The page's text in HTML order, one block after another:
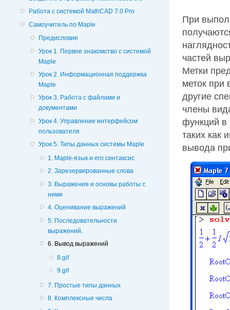
Работа с системой MathCAD 7.0 Pro
Самоучитель по Maple
Предисловие
Урок 1. Первое знакомство с системой
Maple
Урок 2. Информационная поддержка
Maple
Урок 3. Работа с файлами и
документами
Урок 4. Управление интерфейсом
пользователя
Урок 5. Типы данных системы Maple
1. Maple-язык и его синтаксис
2. Зарезервированные слова
3. Выражения и основы работы с
ними
4. Оценивание выражений
5. Последовательности
выражений.
6. Вывод выражений
8.gif
9.gif
7. Простые типы данных
8. Комплексные числа
При
частей
Метки
меток при
другие
члены
функций в
таких как
вывода